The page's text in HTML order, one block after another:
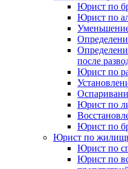
Юрист по
Юрист по
после
Юрист по
Юрист по
Юрист по
Юрист по
Юрист по
Юрист по